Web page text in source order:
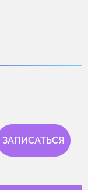
ЗАПИСАТЬСЯ